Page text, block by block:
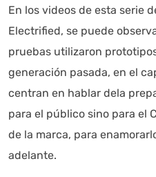
En los videos de esta serie
Electrified, se puede
pruebas utilizaron
generación pasada, en el
centran en hablar dela
para el público sino para el
de la marca, para
adelante.
información referencial que
Asistente con IA en
diariamente su exactitud."